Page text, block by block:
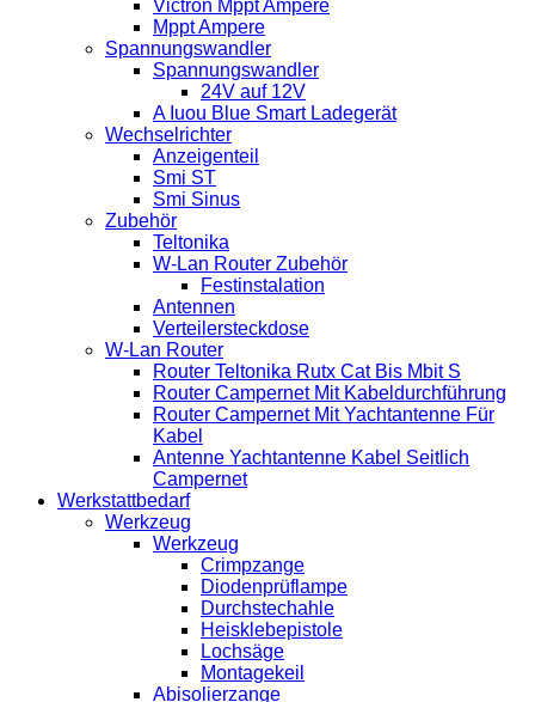
Victron Mppt Ampere
Mppt Ampere
Spannungswandler
Spannungswandler
24V auf 12V
A Iuou Blue Smart Ladegerät
Wechselrichter
Anzeigenteil
Smi ST
Smi Sinus
Zubehör
Teltonika
W-Lan Router Zubehör
Festinstalation
Antennen
Verteilersteckdose
W-Lan Router
Router Teltonika Rutx Cat Bis Mbit S
Router Campernet Mit Kabeldurchführung
Router Campernet Mit Yachtantenne Für
Kabel
Antenne Yachtantenne Kabel Seitlich
Campernet
Werkstattbedarf
Werkzeug
Werkzeug
Crimpzange
Diodenprüflampe
Durchstechahle
Heisklebepistole
Lochsäge
Montagekeil
Abisolierzange